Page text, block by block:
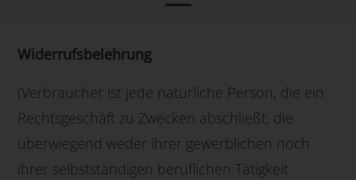
Widerrufsbelehrung
(Verbraucher ist jede natürliche Person, die ein
Rechtsgeschäft zu Zwecken abschließt, die
überwiegend weder ihrer gewerblichen noch
ihrer selbstständigen beruflichen Tätigkeit